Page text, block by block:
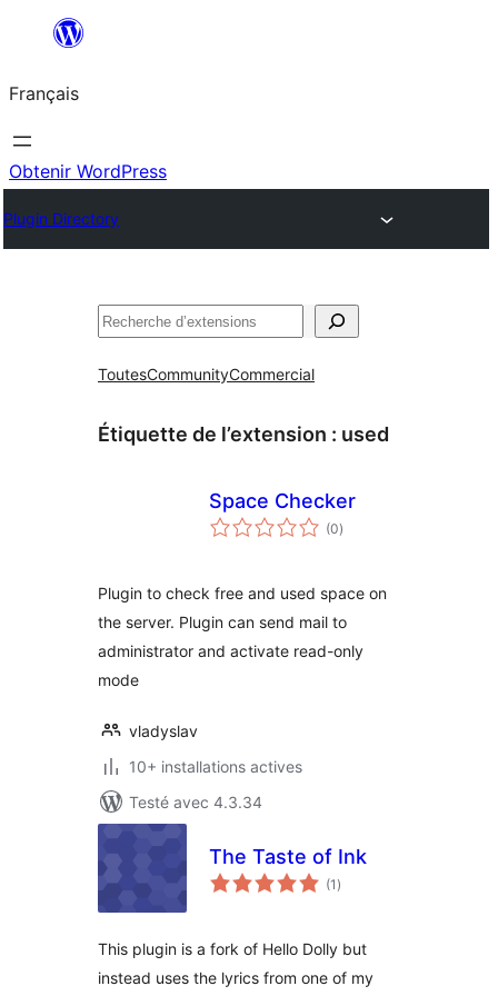
contenu
Français
Obtenir WordPress
Plugin Directory
Rechercher
ToutesCommunityCommercial
Étiquette de l’extension : used
Space Checker
(0notes
en
)
Plugin to check free and used space on
the server. Plugin can send mail to
administrator and activate read-only
mode
vladyslav
10+ installations actives
Testé avec 4.3.34
The Taste of Ink
(1 notes
en
)
This plugin is a fork of Hello Dolly but
instead uses the lyrics from one of my